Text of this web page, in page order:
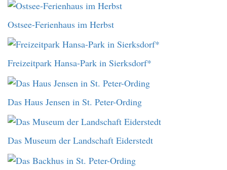
Ostsee-Ferienhaus im Herbst
Freizeitpark Hansa-Park in Sierksdorf*
Das Haus Jensen in St. Peter-Ording
Das Museum der Landschaft Eiderstedt